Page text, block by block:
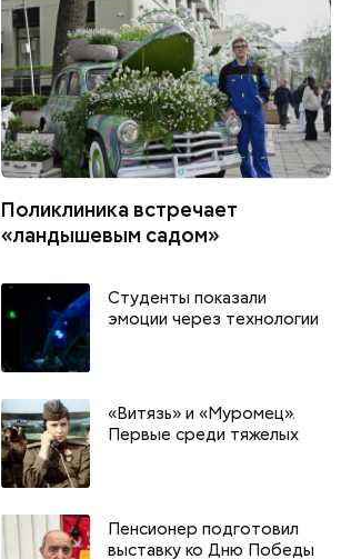
Поликлиника встречает
«ландышевым садом»
Студенты показали
эмоции через технологии
«Витязь» и «Муромец».
Первые среди тяжелых
Пенсионер подготовил
выставку ко Дню Победы